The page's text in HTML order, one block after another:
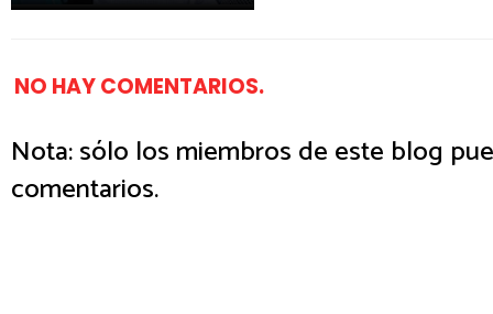
NO HAY COMENTARIOS.
Nota: sólo los miembros de este blog
comentarios.